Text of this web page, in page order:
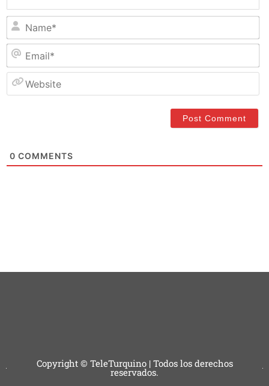
0 COMMENTS
Copyright © TeleTurquino | Todos los derechos
reservados.